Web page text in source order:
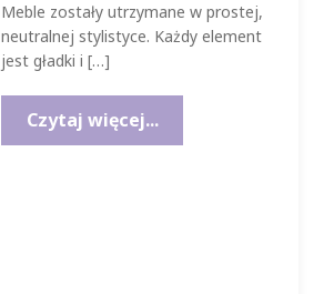
Meble zostały utrzymane w prostej,
neutralnej stylistyce. Każdy element
jest gładki i […]
Czytaj więcej...